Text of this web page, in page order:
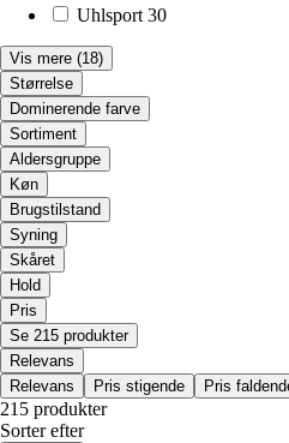
Uhlsport 30
Vis mere (18)
Størrelse
Dominerende farve
Sortiment
Aldersgruppe
Køn
Brugstilstand
Syning
Skåret
Hold
Pris
Se 215 produkter
Relevans
Relevans
Pris stigende Pris
215 produkter
Sorter efter